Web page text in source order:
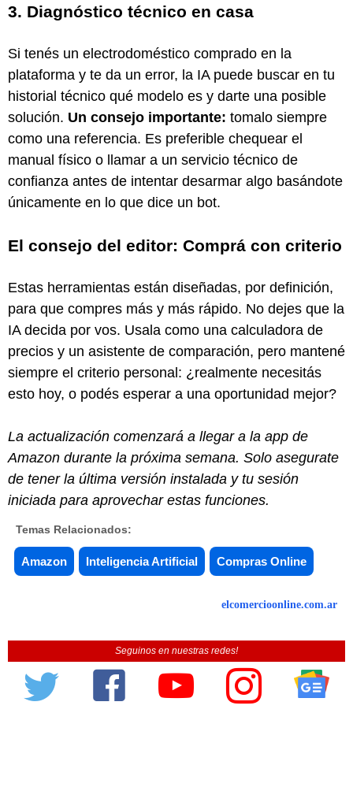
3. Diagnóstico técnico en casa
Si tenés un electrodoméstico comprado en la
plataforma y te da un error, la IA puede buscar en tu
historial técnico qué modelo es y darte una posible
solución. Un consejo importante: tomalo siempre
como una referencia. Es preferible chequear el
manual físico o llamar a un servicio técnico de
confianza antes de intentar desarmar algo basándote
únicamente en lo que dice un bot.
El consejo del editor: Comprá con criterio
Estas herramientas están diseñadas, por definición,
para que compres más y más rápido. No dejes que la
IA decida por vos. Usala como una calculadora de
precios y un asistente de comparación, pero mantené
siempre el criterio personal: ¿realmente necesitás
esto hoy, o podés esperar a una oportunidad mejor?
La actualización comenzará a llegar a la app de
Amazon durante la próxima semana. Solo asegurate
de tener la última versión instalada y tu sesión
iniciada para aprovechar estas funciones.
Temas Relacionados:
Amazon Inteligencia Artificial Compras Online
elcomercioonline.com.ar
Seguinos en nuestras redes!